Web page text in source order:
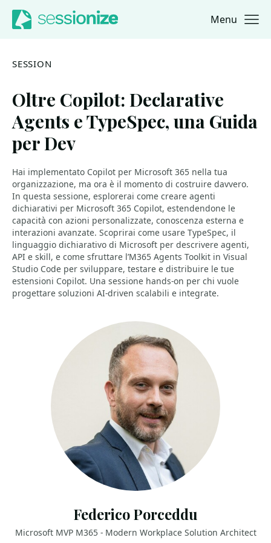
Jump to navigation
Jump to content Menu
SESSION
Oltre Copilot: Declarative
Agents e TypeSpec, una Guida
per Dev
Hai implementato Copilot per Microsoft 365 nella tua
organizzazione, ma ora è il momento di costruire davvero.
In questa sessione, esplorerai come creare agenti
dichiarativi per Microsoft 365 Copilot, estendendone le
capacità con azioni personalizzate, conoscenza esterna e
interazioni avanzate. Scoprirai come usare TypeSpec, il
linguaggio dichiarativo di Microsoft per descrivere agenti,
API e skill, e come sfruttare l’M365 Agents Toolkit in Visual
Studio Code per sviluppare, testare e distribuire le tue
estensioni Copilot. Una sessione hands-on per chi vuole
progettare soluzioni AI-driven scalabili e integrate.
Federico Porceddu
Microsoft MVP M365 - Modern Workplace Solution Architect